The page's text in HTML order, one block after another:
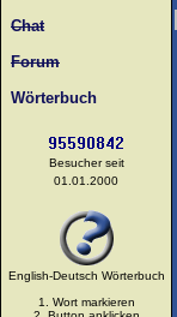
Chat
Forum
Wörterbuch
Besucher seit
01.01.2000
English-Deutsch Wörterbuch
1. Wort markieren